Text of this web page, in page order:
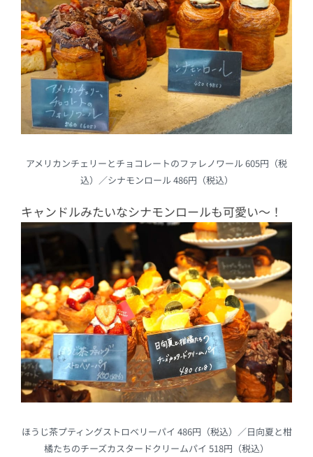
アメリカンチェリーとチョコレートのファレノワール 605円（税
込）／シナモンロール 486円（税込）
キャンドルみたいなシナモンロールも可愛い〜！
ほうじ茶プティングストロベリーパイ 486円（税込）／日向夏と柑
橘たちのチーズカスタードクリームパイ 518円（税込）